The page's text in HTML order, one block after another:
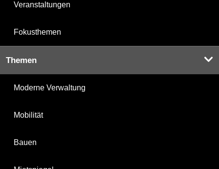
Veranstaltungen
Fokusthemen
Themen
Moderne Verwaltung
Mobilität
Bauen